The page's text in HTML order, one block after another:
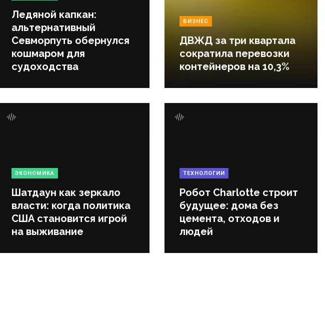
Ледяной капкан:
альтернативный
Севморпуть обернулся
кошмаром для
судоходства
БИЗНЕС
ДВЖД за три квартала
сократила перевозки
контейнеров на 10,3%
ЭКОНОМИКА
Шатдаун как зеркало
власти: когда политика
США становится игрой
на выживание
ТЕХНОЛОГИИ
Робот Charlotte строит
будущее: дома без
цемента, отходов и
людей